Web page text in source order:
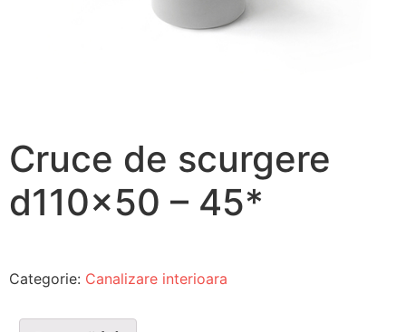
Cruce de scurgere
d110x50 – 45*
Categorie: Canalizare interioara